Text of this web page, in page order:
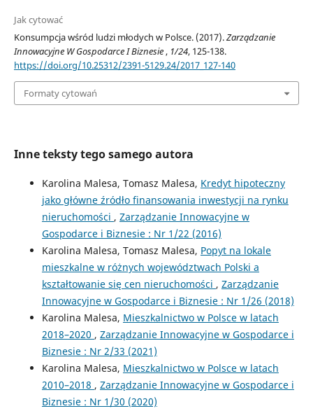
Jak cytować
Konsumpcja wśród ludzi młodych w Polsce. (2017).Zarządzanie
Innowacyjne W Gospodarce I Biznesie, 1/24, 125-138.
https://doi.org/10.25312/2391-5129.24/2017_127-140
Formaty cytowań
Inne teksty tego samego autora
Karolina Malesa, Tomasz Malesa, Kredyt hipoteczny
jako główne źródło finansowania inwestycji na rynku
nieruchomości , Zarządzanie Innowacyjne w
Gospodarce i Biznesie : Nr 1/22 (2016)
Karolina Malesa, Tomasz Malesa, Popyt na lokale
mieszkalne w różnych województwach Polski a
kształtowanie się cen nieruchomości , Zarządzanie
Innowacyjne w Gospodarce i Biznesie : Nr 1/26 (2018)
Karolina Malesa, Mieszkalnictwo w Polsce w latach
2018–2020 , Zarządzanie Innowacyjne w Gospodarce i
Biznesie : Nr 2/33 (2021)
Karolina Malesa, Mieszkalnictwo w Polsce w latach
2010–2018 , Zarządzanie Innowacyjne w Gospodarce i
Biznesie : Nr 1/30 (2020)